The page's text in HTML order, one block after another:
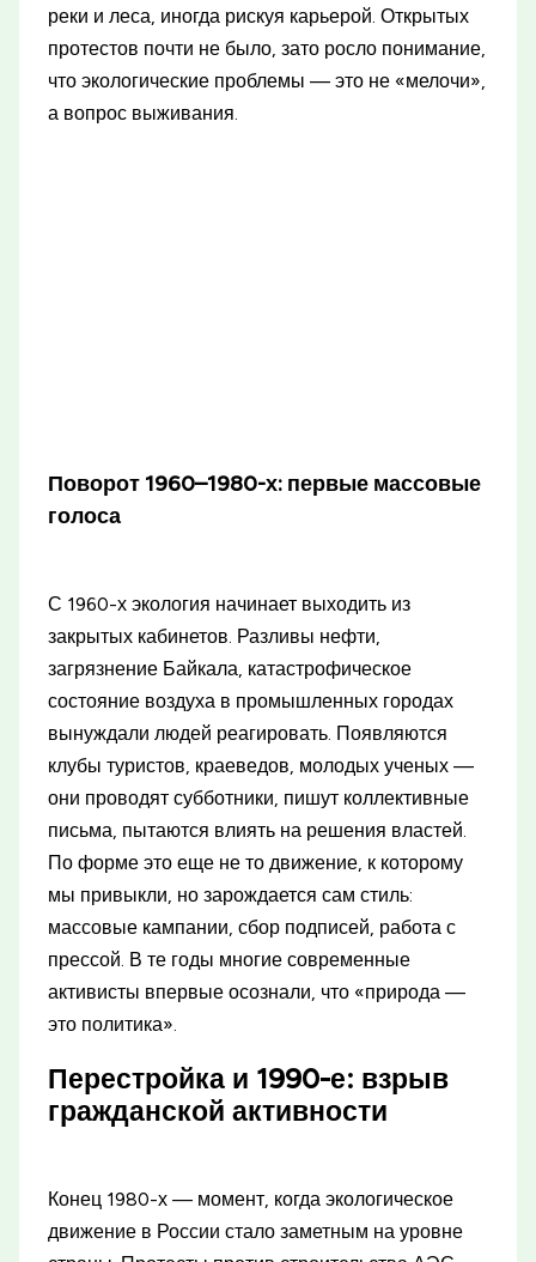
реки и леса, иногда рискуя карьерой. Открытых
протестов почти не было, зато росло понимание,
что экологические проблемы — это не «мелочи»,
а вопрос выживания.
Поворот 1960–1980-х: первые массовые
голоса
С 1960-х экология начинает выходить из
закрытых кабинетов. Разливы нефти,
загрязнение Байкала, катастрофическое
состояние воздуха в промышленных городах
вынуждали людей реагировать. Появляются
клубы туристов, краеведов, молодых ученых —
они проводят субботники, пишут коллективные
письма, пытаются влиять на решения властей.
По форме это еще не то движение, к которому
мы привыкли, но зарождается сам стиль:
массовые кампании, сбор подписей, работа с
прессой. В те годы многие современные
активисты впервые осознали, что «природа —
это политика».
Перестройка и 1990-е: взрыв
гражданской активности
Конец 1980-х — момент, когда экологическое
движение в России стало заметным на уровне